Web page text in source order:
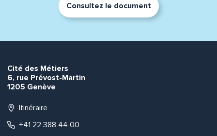
Consultez le document
Cité des Métiers
6, rue Prévost-Martin
1205 Genève
Itinéraire
+41 22 388 44 00